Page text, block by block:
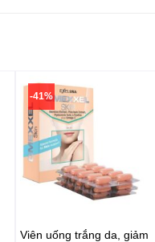
-41%
Viên uống trắng da, giảm